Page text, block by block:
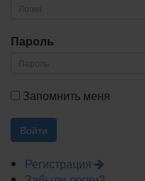
Пароль
Запомнить меня
Регистрация